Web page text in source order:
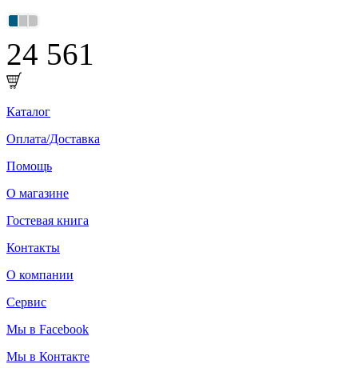
24 561
Каталог
Оплата/Доставка
Помощь
О магазине
Гостевая книга
Контакты
О компании
Сервис
Мы в Facebook
Мы в Контакте